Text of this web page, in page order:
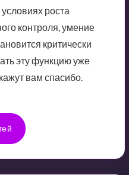
роста
контроля, умение
критически
эту функцию уже
вам спасибо.